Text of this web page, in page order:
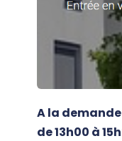
A la
de 13h00 à